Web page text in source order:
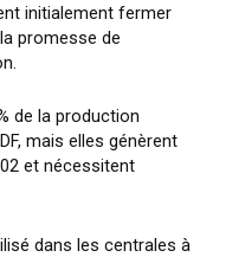
initialement fermer
promesse de
de la production
mais elles génèrent
et nécessitent
dans les centrales à